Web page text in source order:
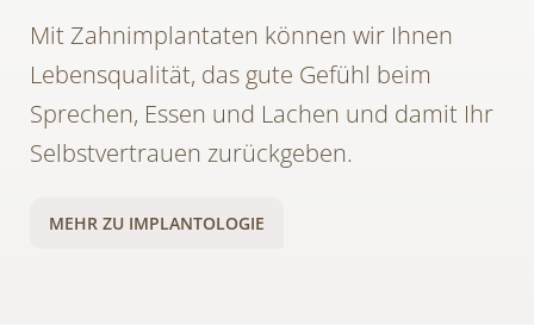
Mit Zahnimplantaten können wir Ihnen
Lebensqualität, das gute Gefühl beim
Sprechen, Essen und Lachen und damit Ihr
Selbstvertrauen zurückgeben.
MEHR ZU IMPLANTOLOGIE